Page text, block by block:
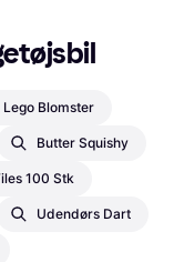
Lego Blomster
Butter Squishy
100 Stk
Udendørs Dart